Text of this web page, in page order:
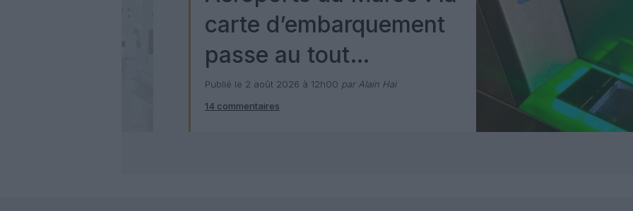
carte d’embarquement
passe au tout
numérique avec Pax
Check
Publié le 2 août 2026 à 12h00 par Alain Hai
14 commentaires